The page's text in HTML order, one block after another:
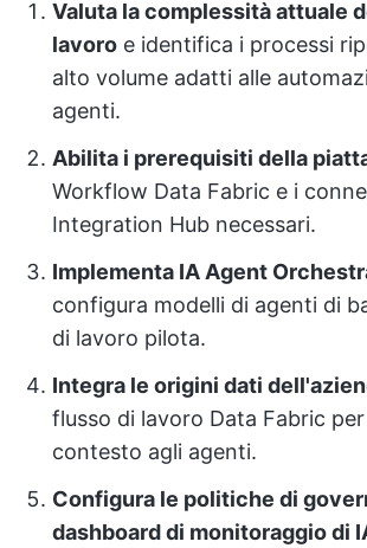
Valuta la complessità attuale
lavoro e identifica i processi
alto volume adatti alle
agenti.
Abilita i prerequisiti della
Workflow Data Fabric e i
Integration Hub necessari.
Implementa IA Agent
configura modelli di agenti di
di lavoro pilota.
Integra le origini dati
flusso di lavoro Data Fabric
contesto agli agenti.
Configura le politiche di
dashboard di monitoraggio di